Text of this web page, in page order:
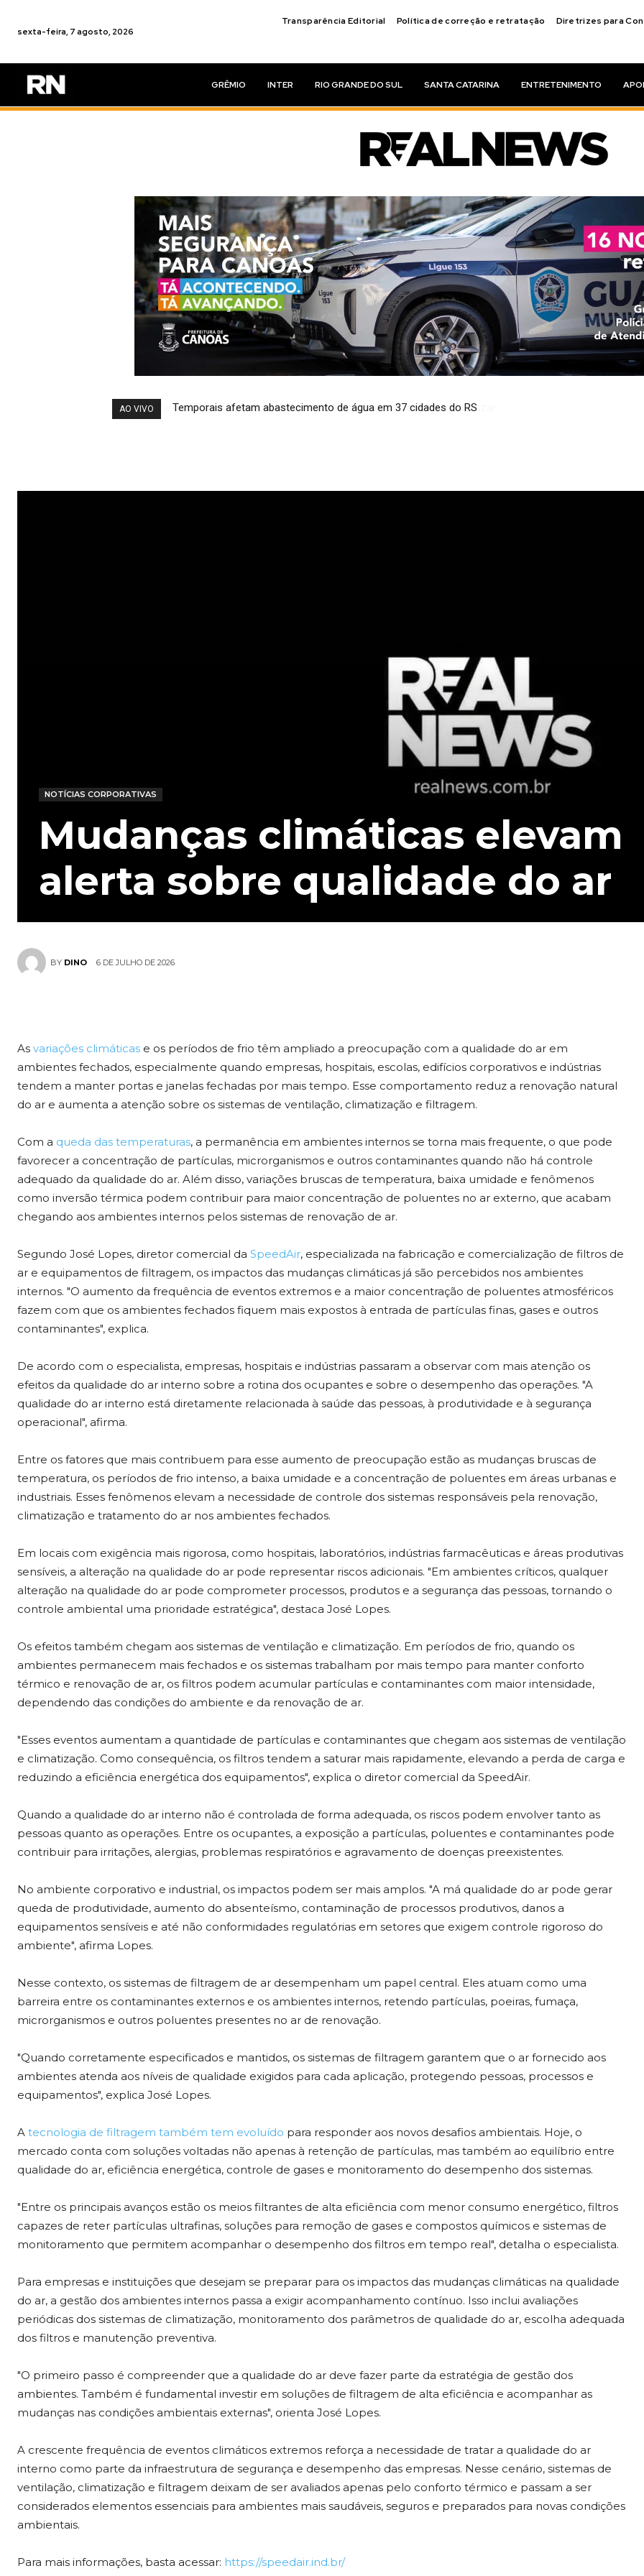
sexta-feira, 7 agosto, 2026
Transparência Editorial Política de correção e retratação Diretrizes para
GRÊMIO INTER RIO GRANDE DO SUL SANTA CATARINA ENTRETENIMENTO
AO VIVO Temporais afetam abastecimento de água em 37 cidades do RS
NOTÍCIAS CORPORATIVAS
Mudanças climáticas elevam
alerta sobre qualidade do ar
BY DINO 6 DE JULHO DE 2026
As variações climáticas e os períodos de frio têm ampliado a preocupação com a qualidade do ar em
ambientes fechados, especialmente quando empresas, hospitais, escolas, edifícios corporativos e indústrias
tendem a manter portas e janelas fechadas por mais tempo. Esse comportamento reduz a renovação natural
do ar e aumenta a atenção sobre os sistemas de ventilação, climatização e filtragem.
Com a queda das temperaturas, a permanência em ambientes internos se torna mais frequente, o que pode
favorecer a concentração de partículas, microrganismos e outros contaminantes quando não há controle
adequado da qualidade do ar. Além disso, variações bruscas de temperatura, baixa umidade e fenômenos
como inversão térmica podem contribuir para maior concentração de poluentes no ar externo, que acabam
chegando aos ambientes internos pelos sistemas de renovação de ar.
Segundo José Lopes, diretor comercial da SpeedAir, especializada na fabricação e comercialização de filtros de
ar e equipamentos de filtragem, os impactos das mudanças climáticas já são percebidos nos ambientes
internos. "O aumento da frequência de eventos extremos e a maior concentração de poluentes atmosféricos
fazem com que os ambientes fechados fiquem mais expostos à entrada de partículas finas, gases e outros
contaminantes", explica.
De acordo com o especialista, empresas, hospitais e indústrias passaram a observar com mais atenção os
efeitos da qualidade do ar interno sobre a rotina dos ocupantes e sobre o desempenho das operações. "A
qualidade do ar interno está diretamente relacionada à saúde das pessoas, à produtividade e à segurança
operacional", afirma.
Entre os fatores que mais contribuem para esse aumento de preocupação estão as mudanças bruscas de
temperatura, os períodos de frio intenso, a baixa umidade e a concentração de poluentes em áreas urbanas e
industriais. Esses fenômenos elevam a necessidade de controle dos sistemas responsáveis pela renovação,
climatização e tratamento do ar nos ambientes fechados.
Em locais com exigência mais rigorosa, como hospitais, laboratórios, indústrias farmacêuticas e áreas produtivas
sensíveis, a alteração na qualidade do ar pode representar riscos adicionais. "Em ambientes críticos, qualquer
alteração na qualidade do ar pode comprometer processos, produtos e a segurança das pessoas, tornando o
controle ambiental uma prioridade estratégica", destaca José Lopes.
Os efeitos também chegam aos sistemas de ventilação e climatização. Em períodos de frio, quando os
ambientes permanecem mais fechados e os sistemas trabalham por mais tempo para manter conforto
térmico e renovação de ar, os filtros podem acumular partículas e contaminantes com maior intensidade,
dependendo das condições do ambiente e da renovação de ar.
"Esses eventos aumentam a quantidade de partículas e contaminantes que chegam aos sistemas de ventilação
e climatização. Como consequência, os filtros tendem a saturar mais rapidamente, elevando a perda de carga e
reduzindo a eficiência energética dos equipamentos", explica o diretor comercial da SpeedAir.
Quando a qualidade do ar interno não é controlada de forma adequada, os riscos podem envolver tanto as
pessoas quanto as operações. Entre os ocupantes, a exposição a partículas, poluentes e contaminantes pode
contribuir para irritações, alergias, problemas respiratórios e agravamento de doenças preexistentes.
No ambiente corporativo e industrial, os impactos podem ser mais amplos. "A má qualidade do ar pode gerar
queda de produtividade, aumento do absenteísmo, contaminação de processos produtivos, danos a
equipamentos sensíveis e até não conformidades regulatórias em setores que exigem controle rigoroso do
ambiente", afirma Lopes.
Nesse contexto, os sistemas de filtragem de ar desempenham um papel central. Eles atuam como uma
barreira entre os contaminantes externos e os ambientes internos, retendo partículas, poeiras, fumaça,
microrganismos e outros poluentes presentes no ar de renovação.
"Quando corretamente especificados e mantidos, os sistemas de filtragem garantem que o ar fornecido aos
ambientes atenda aos níveis de qualidade exigidos para cada aplicação, protegendo pessoas, processos e
equipamentos", explica José Lopes.
A tecnologia de filtragem também tem evoluído para responder aos novos desafios ambientais. Hoje, o
mercado conta com soluções voltadas não apenas à retenção de partículas, mas também ao equilíbrio entre
qualidade do ar, eficiência energética, controle de gases e monitoramento do desempenho dos sistemas.
"Entre os principais avanços estão os meios filtrantes de alta eficiência com menor consumo energético, filtros
capazes de reter partículas ultrafinas, soluções para remoção de gases e compostos químicos e sistemas de
monitoramento que permitem acompanhar o desempenho dos filtros em tempo real", detalha o especialista.
Para empresas e instituições que desejam se preparar para os impactos das mudanças climáticas na qualidade
do ar, a gestão dos ambientes internos passa a exigir acompanhamento contínuo. Isso inclui avaliações
periódicas dos sistemas de climatização, monitoramento dos parâmetros de qualidade do ar, escolha adequada
dos filtros e manutenção preventiva.
"O primeiro passo é compreender que a qualidade do ar deve fazer parte da estratégia de gestão dos
ambientes. Também é fundamental investir em soluções de filtragem de alta eficiência e acompanhar as
mudanças nas condições ambientais externas", orienta José Lopes.
A crescente frequência de eventos climáticos extremos reforça a necessidade de tratar a qualidade do ar
interno como parte da infraestrutura de segurança e desempenho das empresas. Nesse cenário, sistemas de
ventilação, climatização e filtragem deixam de ser avaliados apenas pelo conforto térmico e passam a ser
considerados elementos essenciais para ambientes mais saudáveis, seguros e preparados para novas condições
ambientais.
Para mais informações, basta acessar: https://speedair.ind.br/